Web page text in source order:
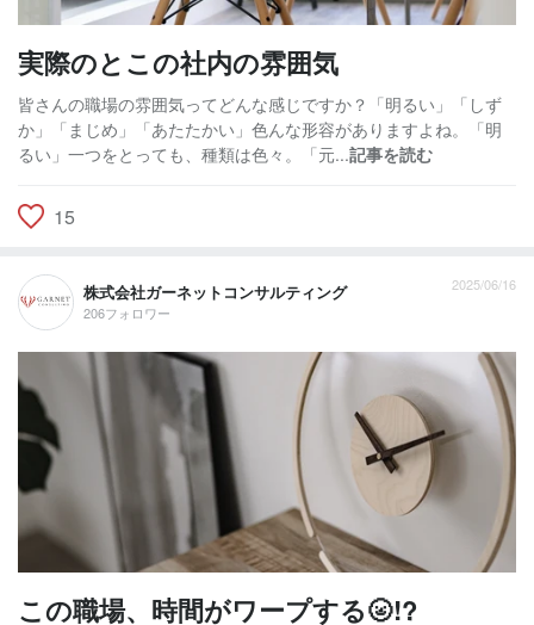
実際のとこの社内の雰囲気
皆さんの職場の雰囲気ってどんな感じですか？「明るい」「しず
か」「まじめ」「あたたかい」色んな形容がありますよね。「明
るい」一つをとっても、種類は色々。「元...記事を読む
15
株式会社ガーネットコンサルティング
206フォロワー
2025/06/16
この職場、時間がワープする🌝!?